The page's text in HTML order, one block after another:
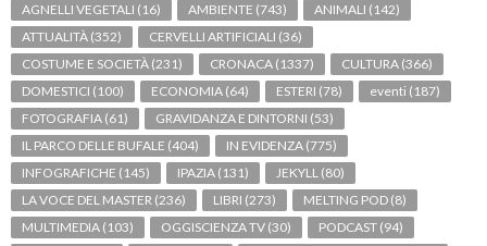
AGNELLI VEGETALI (16) AMBIENTE (743) ANIMALI (142)
ATTUALITÀ (352) CERVELLI ARTIFICIALI (36)
COSTUME E SOCIETÀ (231) CRONACA (1337) CULTURA (366)
DOMESTICI (100) ECONOMIA (64) ESTERI (78) eventi (187)
FOTOGRAFIA (61) GRAVIDANZA E DINTORNI (53)
IL PARCO DELLE BUFALE (404) IN EVIDENZA (775)
INFOGRAFICHE (145) IPAZIA (131) JEKYLL (80)
LA VOCE DEL MASTER (236) LIBRI (273) MELTING POD (8)
MULTIMEDIA (103) OGGISCIENZA TV (30) PODCAST (94)